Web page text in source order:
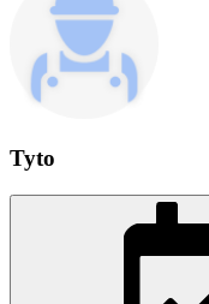
Tyto